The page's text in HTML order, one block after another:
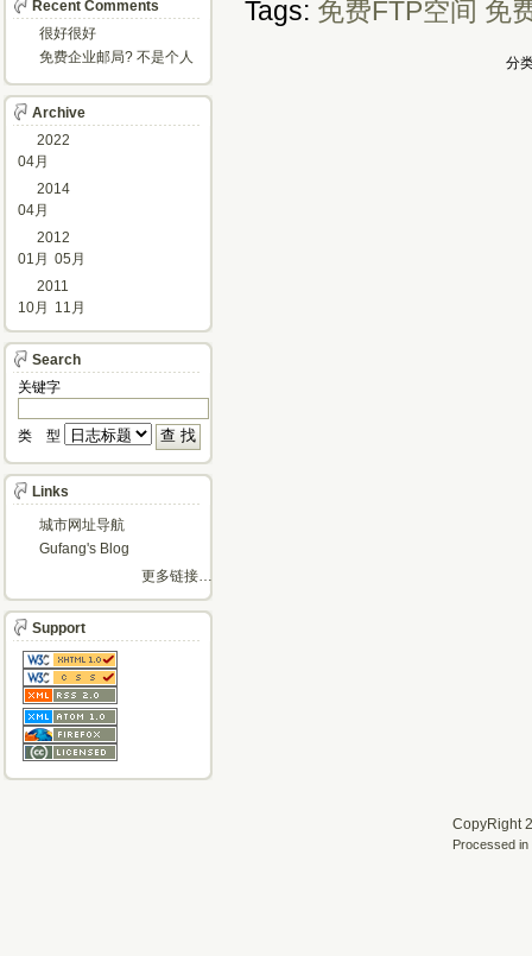
Tags: 免费FTP空间 免
分
Recent Comments
很好很好
免费企业邮局? 不是个人
Archive
2022
04月
2014
04月
2012
01月 05月
2011
10月
11月
Search
关键字
类 型
Links
城市网址导航
Gufang's Blog
更多链接…
Support
CopyRight
Processed in